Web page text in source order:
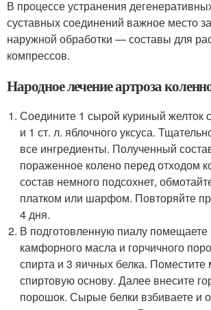
В процессе устранения
суставных соединений важное место
наружной обработки — составы для
компрессов.
Народное лечение артроза
Соедините 1 сырой куриный желток
и 1 ст. л. яблочного уксуса.
все ингредиенты. Полученный
пораженное колено перед отходом
состав немного подсохнет,
платком или шарфом. Повторяйте
4 дня.
В подготовленную пиалу помещаете
камфорного масла и горчичного
спирта и 3 яичных белка. Поместите
спиртовую основу. Далее внесите
порошок. Сырые белки взбиваете и